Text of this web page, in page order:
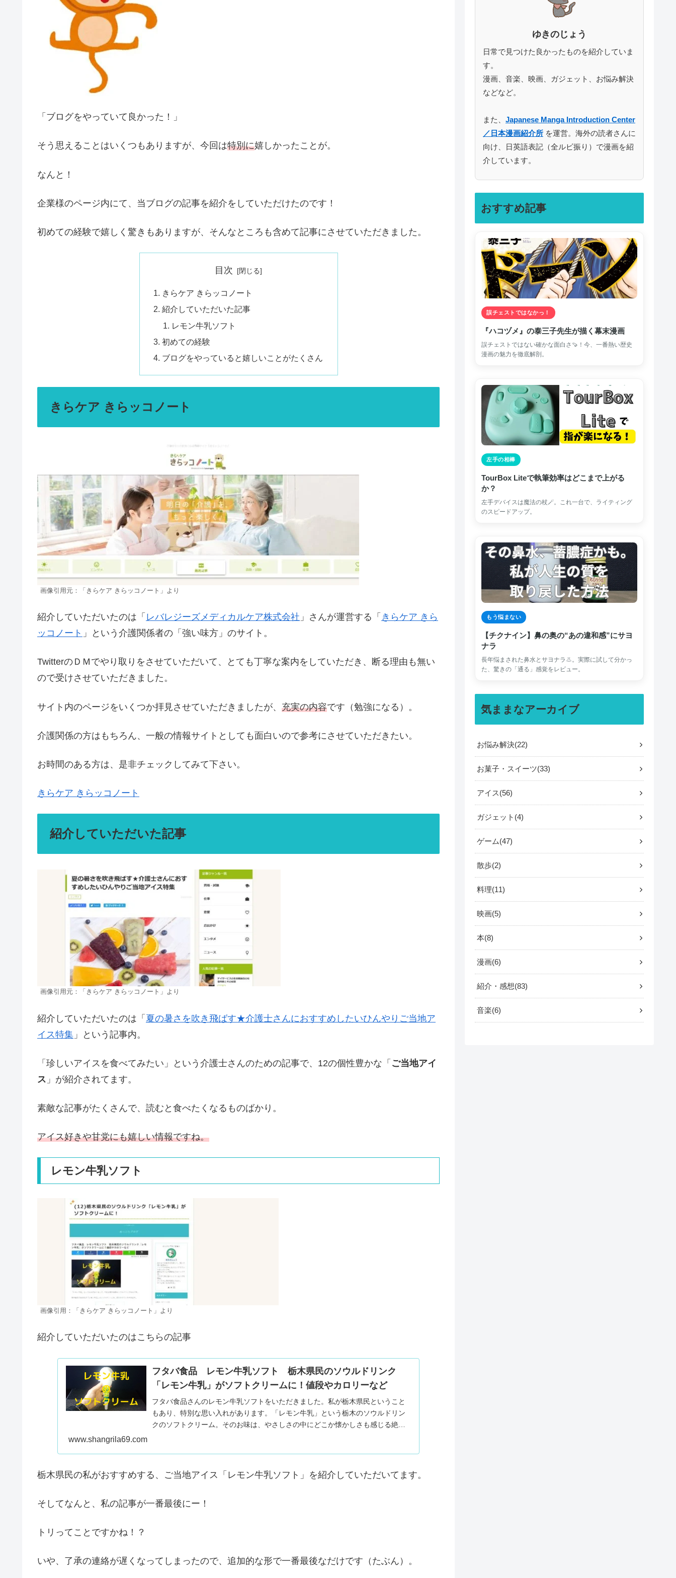
「ブログをやっていて良かった！」
そう思えることはいくつもありますが、今回は特別に嬉しかったことが。
なんと！
企業様のページ内にて、当ブログの記事を紹介をしていただけたのです！
初めての経験で嬉しく驚きもありますが、そんなところも含めて記事にさせていただきました。
目次
きらケア きらッコノート
紹介していただいた記事
レモン牛乳ソフト
初めての経験
ブログをやっていると嬉しいことがたくさん
きらケア きらッコノート
画像引用元：「きらケア きらッコノート」より
紹介していただいたのは「 レバレジーズメディカルケア株式会社 」さんが運営する「 きらケア きら
ッコノート 」という介護関係者の「強い味方」のサイト。
TwitterのＤＭでやり取りをさせていただいて、とても丁寧な案内をしていただき、断る理由も無い
ので受けさせていただきました。
サイト内のページをいくつか拝見させていただきましたが、 充実の内容です（勉強になる）。
介護関係の方はもちろん、一般の情報サイトとしても面白いので参考にさせていただきたい。
お時間のある方は、是非チェックしてみて下さい。
きらケア きらッコノート
紹介していただいた記事
画像引用元：「きらケア きらッコノート」より
紹介していただいたのは「 夏の暑さを吹き飛ばす★介護士さんにおすすめしたいひんやりご当地ア
イス特集 」という記事内。
「珍しいアイスを食べてみたい」という介護士さんのための記事で、12の個性豊かな「 ご当地アイ
ス 」が紹介されてます。
素敵な記事がたくさんで、読むと食べたくなるものばかり。
アイス好きや甘党にも嬉しい情報ですね。
レモン牛乳ソフト
画像引用：「きらケア きらッコノート」より
紹介していただいたのはこちらの記事
フタバ食品 レモン牛乳ソフト 栃木県民のソウルドリンク
「レモン牛乳」がソフトクリームに！値段やカロリーなど
フタバ食品さんのレモン牛乳ソフトをいただきました。私が栃木県民ということ
もあり、特別な思い入れがあります。「レモン牛乳」という栃木のソウルドリン
クのソフトクリーム。そのお味は、やさしさの中にどこか懐かしさも感じる絶品
www.shangrila69.com
栃木県民の私がおすすめする、ご当地アイス「レモン牛乳ソフト」を紹介していただいてます。
そしてなんと、私の記事が一番最後にー！
トリってことですかね！？
いや、了承の連絡が遅くなってしまったので、追加的な形で一番最後なだけです（たぶん）。
ゆきのじょう
日常で見つけた良かったものを紹介していま
す。
漫画、音楽、映画、ガジェット、お悩み解決
などなど。
また、 Japanese Manga Introduction Center
／日本漫画紹介所 を運営。海外の読者さんに
向け、日英語表記（全ルビ振り）で漫画を紹
介しています。
おすすめ記事
誤チェストではなかっ！
『ハコヅメ』の泰三子先生が描く幕末漫画
誤チェストではない確かな面白さ🍠！今、一番熱い歴史
漫画の魅力を徹底解剖。
左手の相棒
TourBox Liteで執筆効率はどこまで上がる
か？
左手デバイスは魔法の杖🪄。これ一台で、ライティング
のスピードアップ。
もう悩まない
【チクナイン】鼻の奥の“あの違和感”にサヨ
ナラ
長年悩まされた鼻水とサヨナラ👃。実際に試して分かっ
た、驚きの「通る」感覚をレビュー。
気ままなアーカイブ
お悩み解決 22
お菓子・スイーツ 33
アイス 56
ガジェット 4
ゲーム 47
散歩 2
料理 11
映画 5
本 8
漫画 6
紹介・感想 83
音楽 6